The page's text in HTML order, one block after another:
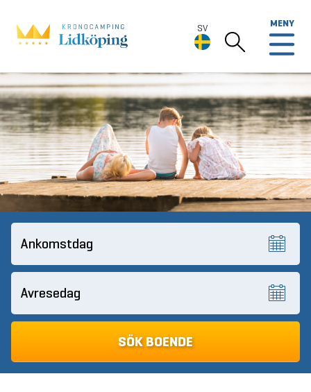
SV
Deutsch
English
MENY